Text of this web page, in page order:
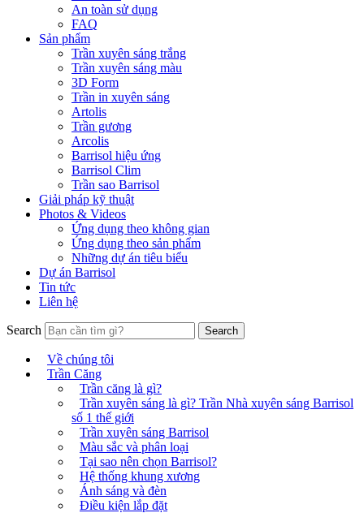
An toàn sử dụng
FAQ
Sản phẩm
Trần xuyên sáng trắng
Trần xuyên sáng màu
3D Form
Trần in xuyên sáng
Artolis
Trần gương
Arcolis
Barrisol hiệu ứng
Barrisol Clim
Trần sao Barrisol
Giải pháp kỹ thuật
Photos & Videos
Ứng dụng theo không gian
Ứng dụng theo sản phẩm
Những dự án tiêu biểu
Dự án Barrisol
Tin tức
Liên hệ
Search
Về chúng tôi
Trần Căng
Trần căng là gì?
Trần xuyên sáng là gì? Trần Nhà xuyên sáng Barrisol
số 1 thế giới
Trần xuyên sáng Barrisol
Màu sắc và phân loại
Tại sao nên chọn Barrisol?
Hệ thống khung xương
Ánh sáng và đèn
Điều kiện lắp đặt